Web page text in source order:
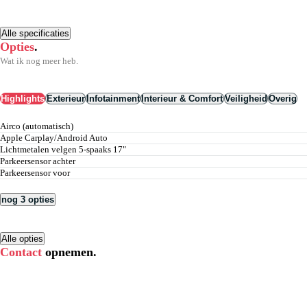
Alle specificaties
Opties.
Wat ik nog meer heb.
HighlightsExterieurInfotainmentInterieur & ComfortVeiligheidOverig
airco (automatisch)
Apple Carplay/Android Auto
lichtmetalen velgen 5-spaaks 17"
parkeersensor achter
parkeersensor voor
nog 3 opties
Alle opties
Contact opnemen.